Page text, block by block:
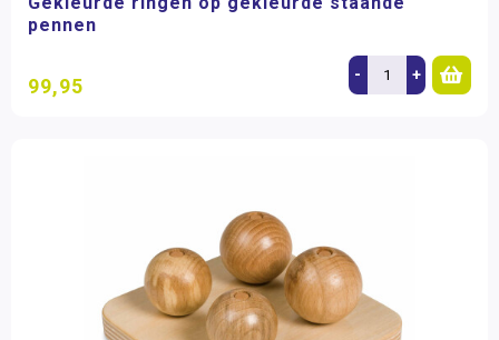
pennen
99,95 - +